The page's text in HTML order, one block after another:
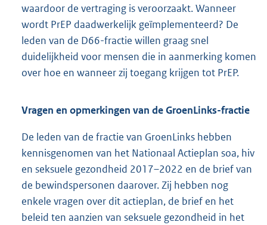
waardoor de vertraging is veroorzaakt. Wanneer
wordt PrEP daadwerkelijk geïmplementeerd? De
leden van de D66-fractie willen graag snel
duidelijkheid voor mensen die in aanmerking komen
over hoe en wanneer zij toegang krijgen tot PrEP.
Vragen en opmerkingen van de GroenLinks-fractie
De leden van de fractie van GroenLinks hebben
kennisgenomen van het Nationaal Actieplan soa, hiv
en seksuele gezondheid 2017–2022 en de brief van
de bewindspersonen daarover. Zij hebben nog
enkele vragen over dit actieplan, de brief en het
beleid ten aanzien van seksuele gezondheid in het